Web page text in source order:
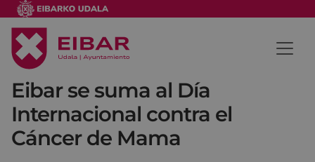
Eibar se suma al Día
Internacional contra el
Cáncer de Mama